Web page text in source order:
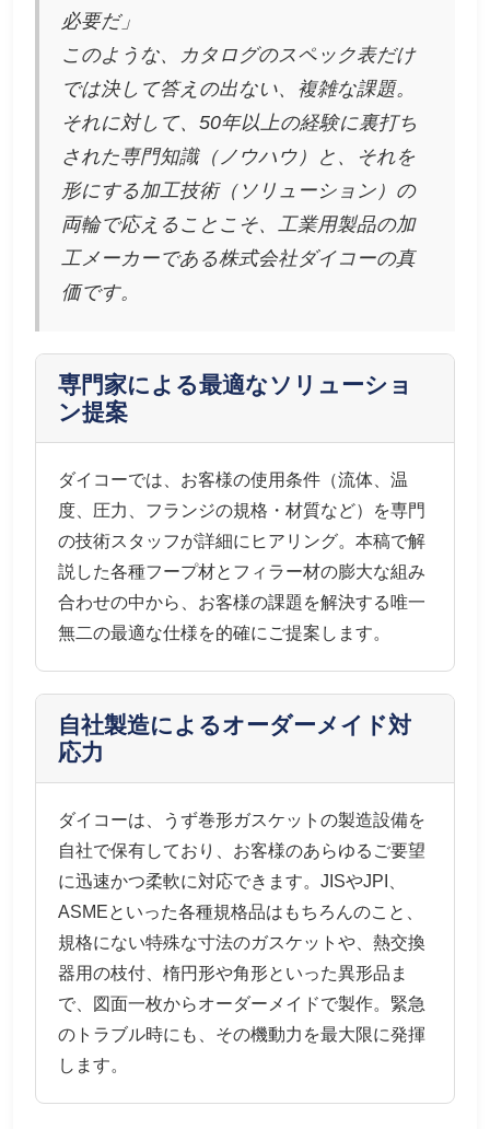
必要だ」
このような、カタログのスペック表だけ
では決して答えの出ない、複雑な課題。
それに対して、50年以上の経験に裏打ち
された専門知識（ノウハウ）と、それを
形にする加工技術（ソリューション）の
両輪で応えることこそ、工業用製品の加
工メーカーである株式会社ダイコーの真
価です。
専門家による最適なソリューショ
ン提案
ダイコーでは、お客様の使用条件（流体、温
度、圧力、フランジの規格・材質など）を専門
の技術スタッフが詳細にヒアリング。本稿で解
説した各種フープ材とフィラー材の膨大な組み
合わせの中から、お客様の課題を解決する唯一
無二の最適な仕様を的確にご提案します。
自社製造によるオーダーメイド対
応力
ダイコーは、うず巻形ガスケットの製造設備を
自社で保有しており、お客様のあらゆるご要望
に迅速かつ柔軟に対応できます。JISやJPI、
ASMEといった各種規格品はもちろんのこと、
規格にない特殊な寸法のガスケットや、熱交換
器用の枝付、楕円形や角形といった異形品ま
で、図面一枚からオーダーメイドで製作。緊急
のトラブル時にも、その機動力を最大限に発揮
します。